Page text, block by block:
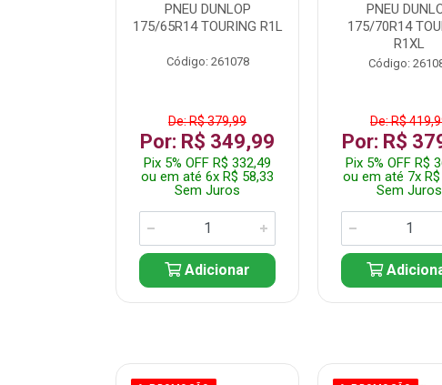
PNEU DUNLOP
175/65R14 TOURING R1L
Código: 261078
De: R$ 379,99
Por: R$ 349,99
Pix 5% OFF R$ 332,49
ou em até 6x R$ 58,33
Sem Juros
Adicionar
PNEU
175/70R14
R1XL
Código:
De: R$
Por: R$
Pix 5% OFF R$
ou em até 7x R$
Sem Juros